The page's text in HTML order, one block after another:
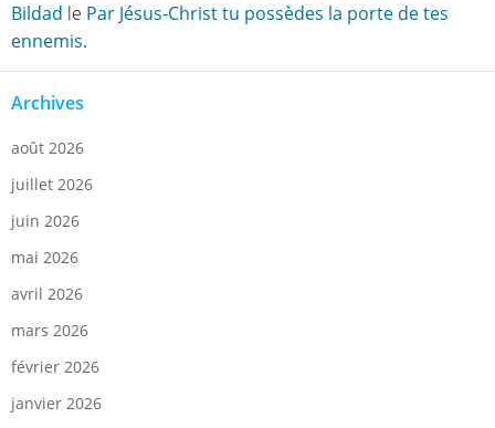
Bildad le Par Jésus-Christ tu possèdes la porte de tes
ennemis.
Archives
août 2026
juillet 2026
juin 2026
mai 2026
avril 2026
mars 2026
février 2026
janvier 2026